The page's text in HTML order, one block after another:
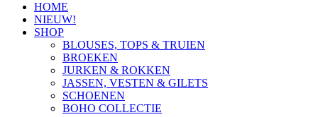
HOME
NIEUW!
SHOP
BLOUSES, TOPS & TRUIEN
BROEKEN
JURKEN & ROKKEN
JASSEN, VESTEN & GILETS
SCHOENEN
BOHO COLLECTIE